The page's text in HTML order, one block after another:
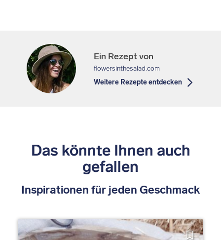
Ein Rezept von
flowersinthesalad.com
Weitere Rezepte entdecken
Das könnte Ihnen auch
gefallen
Inspirationen für jeden Geschmack